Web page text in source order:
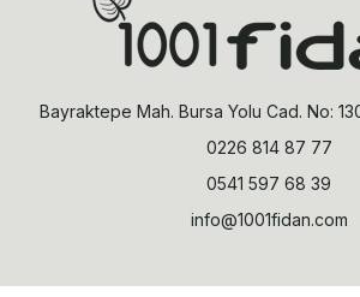
Bayraktepe Mah. Bursa Yolu Cad. No:
0226 814 87 77
0541 597 68 39
info@1001fidan.com